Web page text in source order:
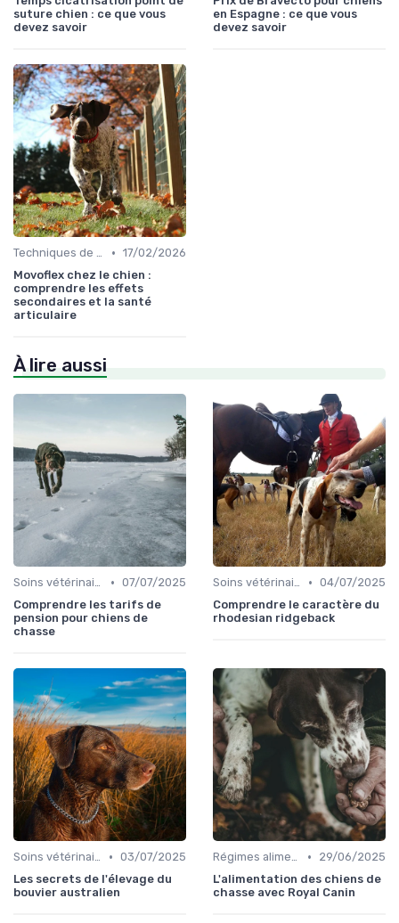
suture chien : ce que vous
devez savoir
en Espagne : ce que vous
devez savoir
Techniques de base • 17/02/2026
Movoflex chez le chien :
comprendre les effets
secondaires et la santé
articulaire
À lire aussi
Soins vétérinaires pour chiens de chasse • 07/07/2025
Comprendre les tarifs de
pension pour chiens de
chasse
Soins vétérinaires pour chiens de chasse • 04/07/2025
Comprendre le caractère du
rhodesian ridgeback
Soins vétérinaires pour chiens de chasse • 03/07/2025
Les secrets de l'élevage du
bouvier australien
Régimes alimentaires spécifiques •
29/06/2025
L'alimentation des chiens de
chasse avec Royal Canin